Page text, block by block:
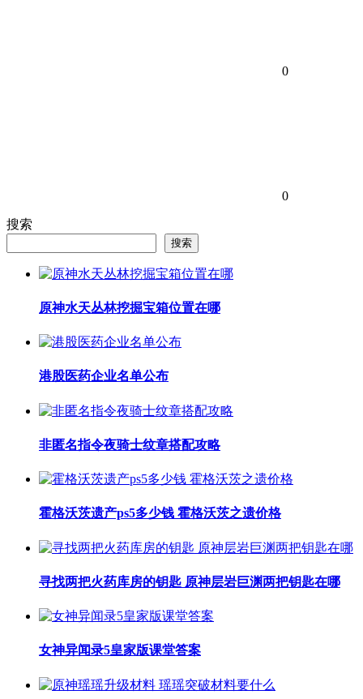
0
0
搜索
搜索
原神水天丛林挖掘宝箱位置在哪
港股医药企业名单公布
非匿名指令夜骑士纹章搭配攻略
霍格沃茨遗产ps5多少钱 霍格沃茨之遗价格
寻找两把火药库房的钥匙 原神层岩巨渊两把钥匙在哪
女神异闻录5皇家版课堂答案